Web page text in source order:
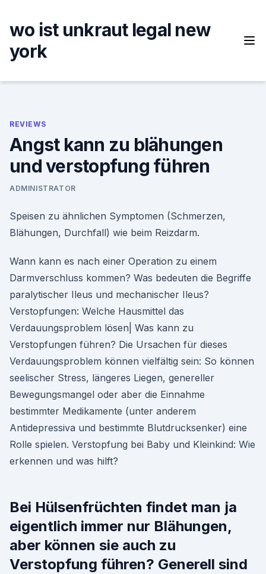
content
wo ist unkraut legal new
york
REVIEWS
Angst kann zu blähungen
und verstopfung führen
ADMINISTRATOR
Speisen zu ähnlichen Symptomen (Schmerzen,
Blähungen, Durchfall) wie beim Reizdarm.
Wann kann es nach einer Operation zu einem
Darmverschluss kommen? Was bedeuten die Begriffe
paralytischer Ileus und mechanischer Ileus?
Verstopfungen: Welche Hausmittel das
Verdauungsproblem lösen| Was kann zu
Verstopfungen führen? Die Ursachen für dieses
Verdauungsproblem können vielfältig sein: So können
seelischer Stress, längeres Liegen, genereller
Bewegungsmangel oder aber die Einnahme
bestimmter Medikamente (unter anderem
Antidepressiva und bestimmte Blutdrucksenker) eine
Rolle spielen. Verstopfung bei Baby und Kleinkind: Wie
erkennen und was hilft?
Bei Hülsenfrüchten findet man ja
eigentlich immer nur Blähungen,
aber können sie auch zu
Verstopfung führen? Generell sind